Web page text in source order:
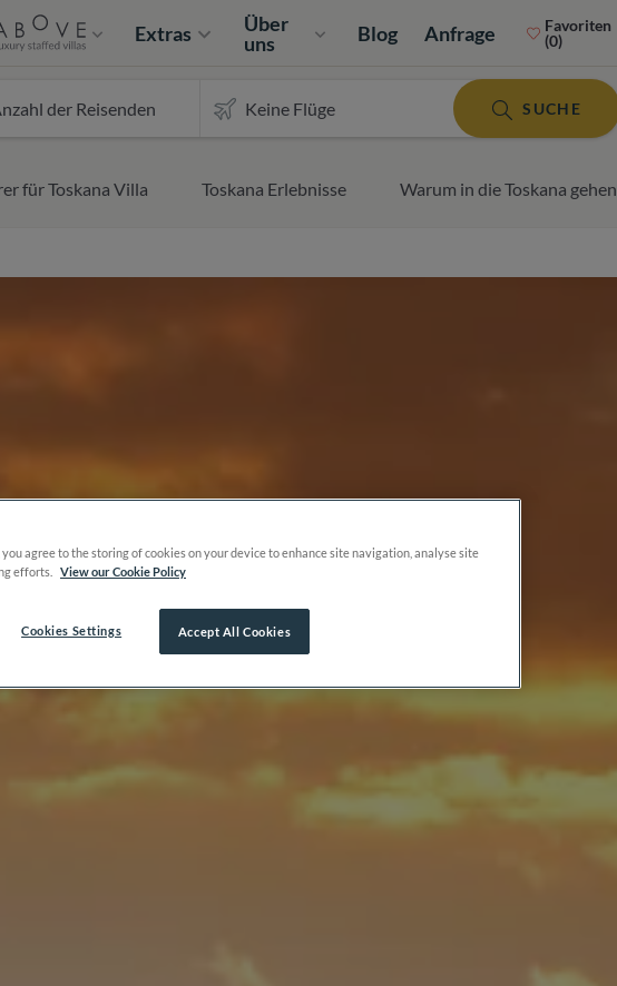
Extras
Über
uns
Blog Anfrage
Favoriten
(0)
SUCHE
für Toskana Villa Toskana Erlebnisse Warum in die Toskana gehen
you agree to the storing of cookies on your device to enhance site navigation, analyse site
efforts.
View our Cookie Policy
Accept All Cookies
Cookies Settings